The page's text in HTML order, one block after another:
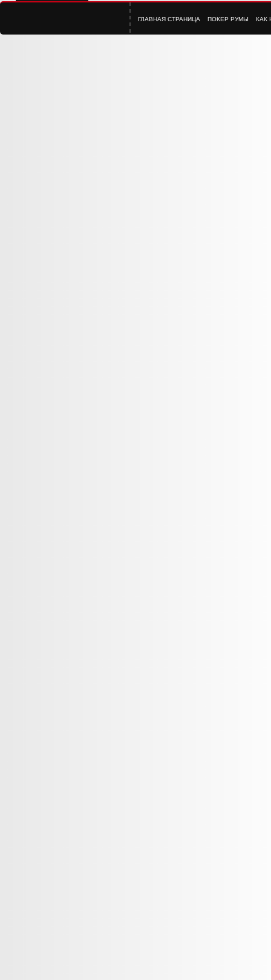
ГЛАВНАЯ СТРАНИЦА ПОКЕР РУМЫ КАК